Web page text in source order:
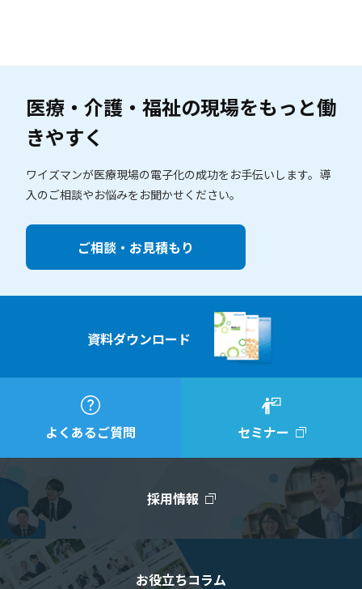
医療・介護・福祉の現場をもっと働
きやすく
ワイズマンが医療現場の電子化の成功をお手伝いします。 導
入のご相談やお悩みをお聞かせください。
ご相談・お見積もり
資料ダウンロード
よくあるご質問 セミナー
採用情報
お役立ちコラム